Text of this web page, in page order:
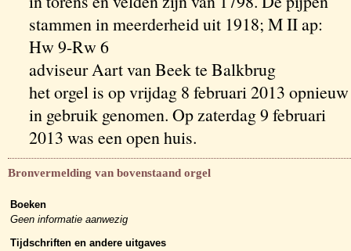
stammen in meerderheid uit 1918; M II ap:
Hw 9-Rw 6
adviseur Aart van Beek te Balkbrug
het orgel is op vrijdag 8 februari 2013 opnieuw
in gebruik genomen. Op zaterdag 9 februari
2013 was een open huis.
Bronvermelding van bovenstaand orgel
Boeken
Geen informatie aanwezig
Tijdschriften en andere uitgaves